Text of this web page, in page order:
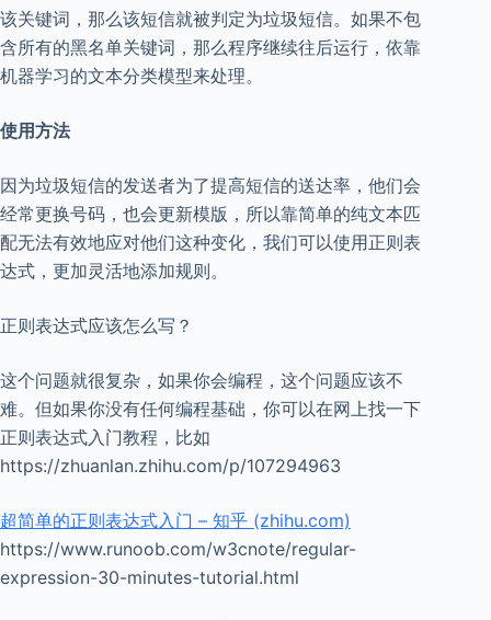
该关键词，那么该短信就被判定为垃圾短信。如果不包
含所有的黑名单关键词，那么程序继续往后运行，依靠
机器学习的文本分类模型来处理。
使用方法
因为垃圾短信的发送者为了提高短信的送达率，他们会
经常更换号码，也会更新模版，所以靠简单的纯文本匹
配无法有效地应对他们这种变化，我们可以使用正则表
达式，更加灵活地添加规则。
正则表达式应该怎么写？
这个问题就很复杂，如果你会编程，这个问题应该不
难。但如果你没有任何编程基础，你可以在网上找一下
正则表达式入门教程，比如
https://zhuanlan.zhihu.com/p/107294963
超简单的正则表达式入门 – 知乎 (zhihu.com)
https://www.runoob.com/w3cnote/regular-
expression-30-minutes-tutorial.html